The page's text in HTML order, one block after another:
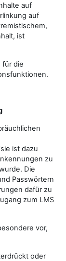
auf
auf
ist
für die
ist dazu
zu
Die
Passwörtern
dafür zu
zum LMS
vor,
oder